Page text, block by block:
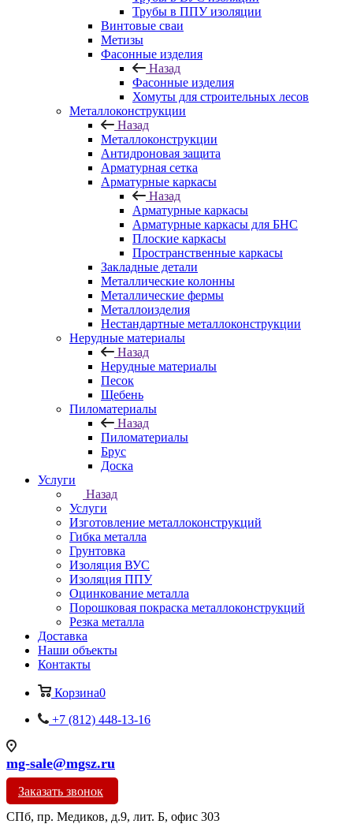
Трубы в ППУ изоляции
Винтовые сваи
Метизы
Фасонные изделия
Назад
Фасонные изделия
Хомуты для строительных лесов
Металлоконструкции
Назад
Металлоконструкции
Антидроновая защита
Арматурная сетка
Арматурные каркасы
Назад
Арматурные каркасы
Арматурные каркасы для БНС
Плоские каркасы
Пространственные каркасы
Закладные детали
Металлические колонны
Металлические фермы
Металлоизделия
Нестандартные металлоконструкции
Нерудные материалы
Назад
Нерудные материалы
Песок
Щебень
Пиломатериалы
Назад
Пиломатериалы
Брус
Доска
Услуги
Назад
Услуги
Изготовление металлоконструкций
Гибка металла
Грунтовка
Изоляция ВУС
Изоляция ППУ
Оцинкование металла
Порошковая покраска металлоконструкций
Резка металла
Доставка
Наши объекты
Контакты
Корзина0
+7 (812) 448-13-16
mg-sale@mgsz.ru
Заказать звонок
СПб, пр. Медиков, д.9, лит. Б, офис 303